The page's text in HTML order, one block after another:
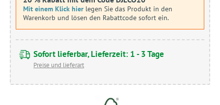
Mit einem Klick hier legen Sie das Produkt in den
Warenkorb und lösen den Rabattcode sofort ein.
Sofort lieferbar, Lieferzeit: 1 - 3 Tage
Preise und lieferart